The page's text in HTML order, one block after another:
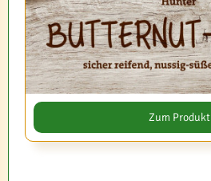
Zum Produkt